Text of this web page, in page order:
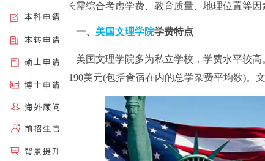
家长需综合考虑学费、教育质量、地理位置等
一、 美国文理学院学费特点
美国文理学院多为私立学校，学费水平较高
56,190美元(包括食宿在内的总学杂费平均数)。